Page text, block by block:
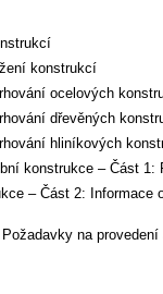
konstrukcí
ocelových
dřevěných
hliníkových
konstrukce – Část
– Část 2: Informace
na provedení